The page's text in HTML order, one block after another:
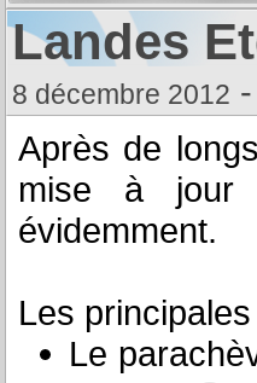
Landes
8 décembre 2012 -
Après de
mise à jour
évidemment.
Les
Le